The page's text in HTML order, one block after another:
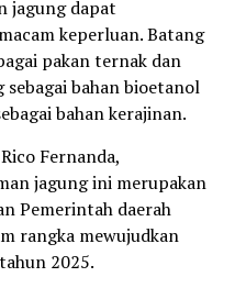
jagung dapat
keperluan. Batang
pakan ternak dan
bahan bioetanol
bahan kerajinan.
Fernanda,
jagung ini merupakan
Pemerintah daerah
rangka mewujudkan
2025.